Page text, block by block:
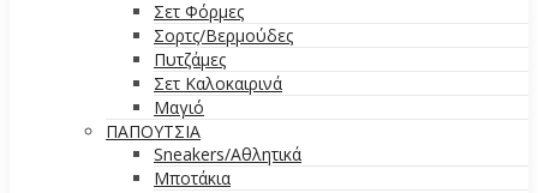
Σετ Φόρμες
Σορτς/Βερμούδες
Πυτζάμες
Σετ Καλοκαιρινά
Μαγιό
ΠΑΠΟΥΤΣΙΑ
Sneakers/Aθλητικά
Μποτάκια